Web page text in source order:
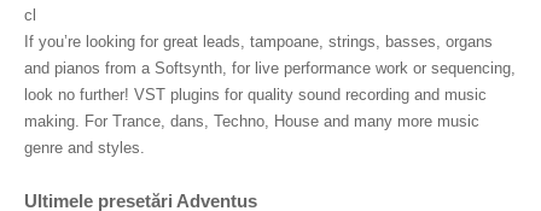
cl
If you’re looking for great leads, tampoane, strings, basses, organs
and pianos from a Softsynth, for live performance work or sequencing,
look no further! VST plugins for quality sound recording and music
making. For Trance, dans, Techno, House and many more music
genre and styles.
Ultimele presetări Adventus